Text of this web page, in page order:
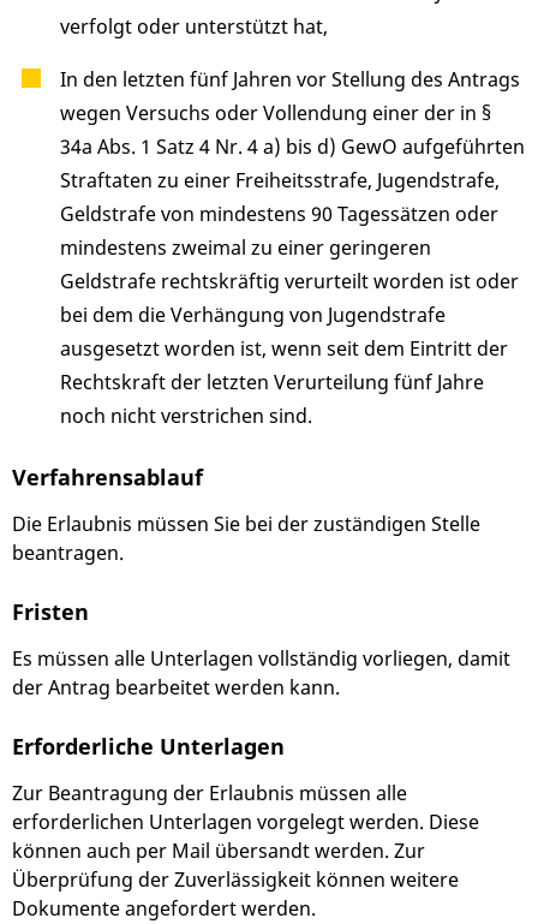
verfolgt oder unterstützt hat,
In den letzten fünf Jahren vor Stellung des Antrags
wegen Versuchs oder Vollendung einer der in §
34a Abs. 1 Satz 4 Nr. 4 a) bis d) GewO aufgeführten
Straftaten zu einer Freiheitsstrafe, Jugendstrafe,
Geldstrafe von mindestens 90 Tagessätzen oder
mindestens zweimal zu einer geringeren
Geldstrafe rechtskräftig verurteilt worden ist oder
bei dem die Verhängung von Jugendstrafe
ausgesetzt worden ist, wenn seit dem Eintritt der
Rechtskraft der letzten Verurteilung fünf Jahre
noch nicht verstrichen sind.
Verfahrensablauf
Die Erlaubnis müssen Sie bei der zuständigen Stelle
beantragen.
Fristen
Es müssen alle Unterlagen vollständig vorliegen, damit
der Antrag bearbeitet werden kann.
Erforderliche Unterlagen
Zur Beantragung der Erlaubnis müssen alle
erforderlichen Unterlagen vorgelegt werden. Diese
können auch per Mail übersandt werden. Zur
Überprüfung der Zuverlässigkeit können weitere
Dokumente angefordert werden.